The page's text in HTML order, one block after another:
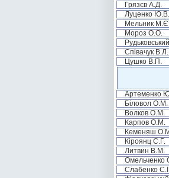
Грязєв А.Д.
Луценко Ю.В.
Мельник
Мороз О.О.
Співачук В.Л.
Цушко В.П.
Артеменко
Біловол О.М.
Волков О.М.
Карпов О.М.
Кеменяш
Кіроянц С.Г.
Литвин В.М.
Омельченко
Слабенко